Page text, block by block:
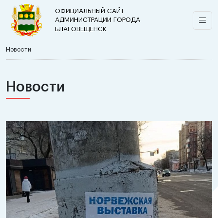
ОФИЦИАЛЬНЫЙ САЙТ
АДМИНИСТРАЦИИ ГОРОДА
БЛАГОВЕЩЕНСК
Новости
Новости